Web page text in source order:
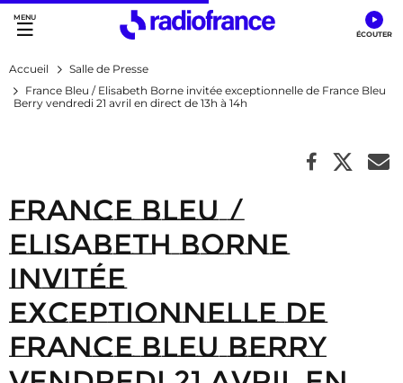
Accès direct :
Menu principal
Contenu
Accueil
Salle de Presse
France Bleu / Elisabeth Borne invitée exceptionnelle de France Bleu
Berry vendredi 21 avril en direct de 13h à 14h
France Bleu /
Elisabeth Borne
invitée
exceptionnelle de
France Bleu Berry